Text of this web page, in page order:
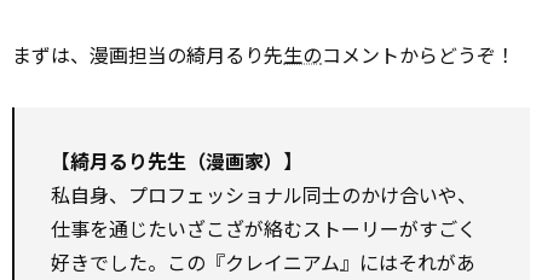
まずは、漫画担当の綺月るり先生のコメントからどうぞ！
【綺月るり先生（漫画家）】
私自身、プロフェッショナル同士のかけ合いや、
仕事を通じたいざこざが絡むストーリーがすごく
好きでした。この『クレイニアム』にはそれがあ